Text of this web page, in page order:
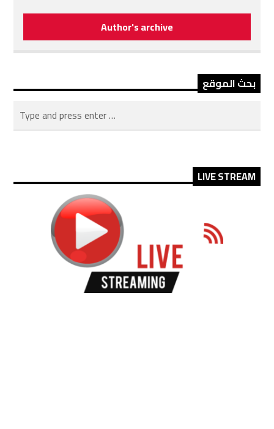
Author's archive
بحث الموقع
LIVE STREAM